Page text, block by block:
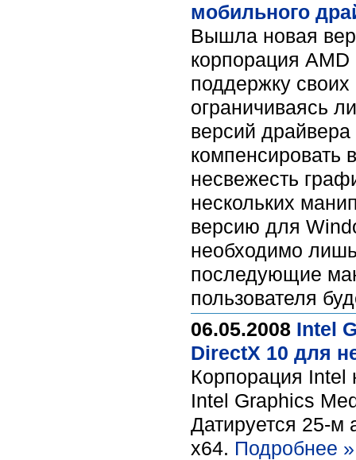
мобильного
Вышла новая
корпорация
поддержку
ограничиваясь
версий
компенсировать
несвежесть
нескольких
версию для
необходимо
последующие
пользователя
06.05.2008 Intel
DirectX 10 для
Корпорация Intel
Intel Graphics
Датируется 25-м
x64. Подробнее »